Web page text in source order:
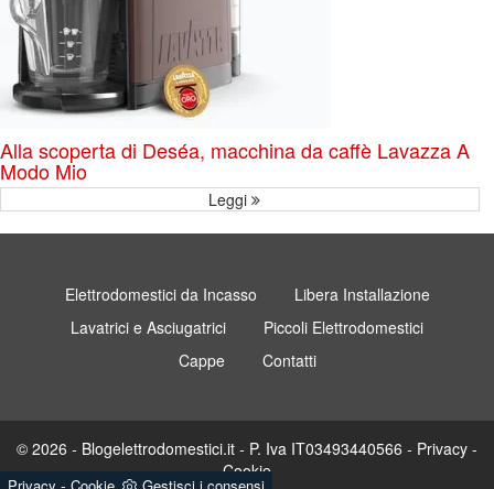
Alla scoperta di Deséa, macchina da caffè Lavazza A
Modo Mio
Leggi
Elettrodomestici da Incasso
Libera Installazione
Lavatrici e Asciugatrici
Piccoli Elettrodomestici
Cappe
Contatti
© 2026 - Blogelettrodomestici.it - P. Iva IT03493440566 - Privacy -
Cookie
-